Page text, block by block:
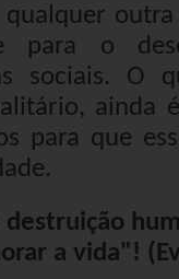
para o
sociais. O
ainda
para que
a vida"!